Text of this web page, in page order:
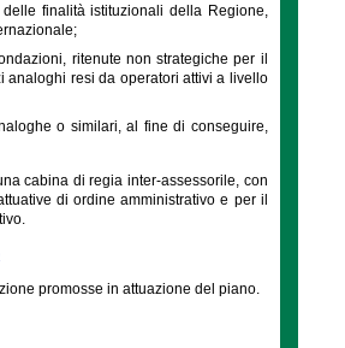
finalità istituzionali della Regione,
ritenute non strategiche per il
analoghi resi da operatori attivi a livello
o similari, al fine di conseguire,
cabina di regia inter-assessorile, con
di ordine amministrativo e per il
promosse in attuazione del piano.